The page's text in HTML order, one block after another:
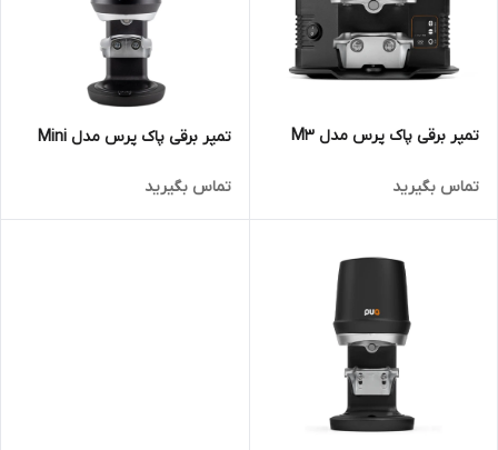
تمپر برقی پاک پرس مدل M3
تماس بگیرید
تمپر برقی پاک پرس مدل Mini
تماس بگیرید